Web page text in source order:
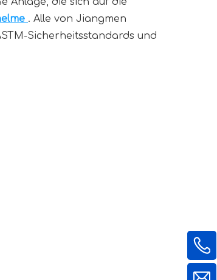
. Alle von Jiangmen
Sicherheitsstandards und